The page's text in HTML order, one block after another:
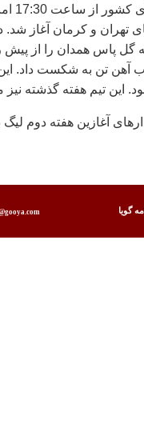
تهران و کرمان آغاز شد.
آهن تن به شکست داد.
این تیم هفته گذشته
آغازین هفته دوم
گويا